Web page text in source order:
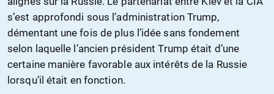
s’est approfondi sous l’administration Trump,
démentant une fois de plus l’idée sans fondement
selon laquelle l’ancien président Trump était d’une
certaine manière favorable aux intérêts de la Russie
lorsqu’il était en fonction.